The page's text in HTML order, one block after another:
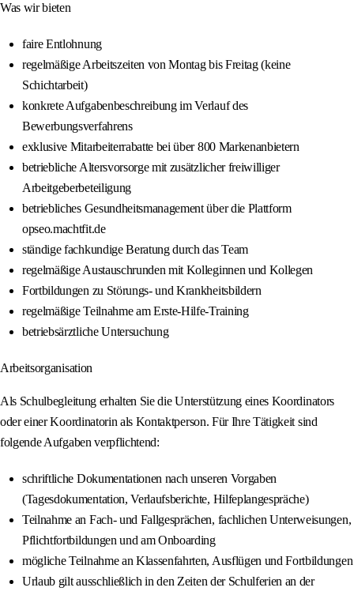
Was wir bieten
faire Entlohnung
regelmäßige Arbeitszeiten von Montag bis Freitag (keine
Schichtarbeit)
konkrete Aufgabenbeschreibung im Verlauf des
Bewerbungsverfahrens
exklusive Mitarbeiterrabatte bei über 800 Markenanbietern
betriebliche Altersvorsorge mit zusätzlicher freiwilliger
Arbeitgeberbeteiligung
betriebliches Gesundheitsmanagement über die Plattform
opseo.machtfit.de
ständige fachkundige Beratung durch das Team
regelmäßige Austauschrunden mit Kolleginnen und Kollegen
Fortbildungen zu Störungs‑ und Krankheitsbildern
regelmäßige Teilnahme am Erste‑Hilfe‑Training
betriebsärztliche Untersuchung
Arbeitsorganisation
Als Schulbegleitung erhalten Sie die Unterstützung eines Koordinators
oder einer Koordinatorin als Kontaktperson. Für Ihre Tätigkeit sind
folgende Aufgaben verpflichtend:
schriftliche Dokumentationen nach unseren Vorgaben
(Tagesdokumentation, Verlaufsberichte, Hilfeplangespräche)
Teilnahme an Fach‑ und Fallgesprächen, fachlichen Unterweisungen,
Pflichtfortbildungen und am Onboarding
mögliche Teilnahme an Klassenfahrten, Ausflügen und Fortbildungen
Urlaub gilt ausschließlich in den Zeiten der Schulferien an der